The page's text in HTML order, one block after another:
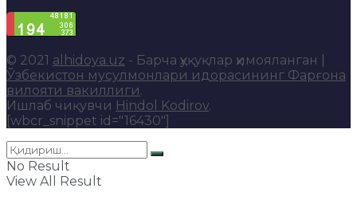
© 2021 alhidoya.uz - Барча ҳуқуқлар ҳимояланган |
Ўзбекистон мусулмонлари идорасининг Фарғона
вилояти вакиллиги.
Ишлаб чиқувчи Hindol Kodirov.
[wbcr_snippet id="16430"]
No Result
View All Result